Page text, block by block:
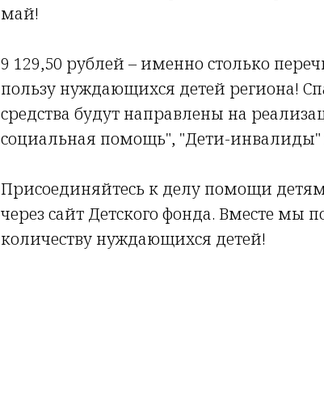
май!
9 129,50 рублей – именно столько
пользу нуждающихся детей региона!
средства будут направлены на
социальная помощь", "Дети-
Присоединяйтесь к делу помощи
через сайт Детского фонда. Вместе
количеству нуждающихся детей!